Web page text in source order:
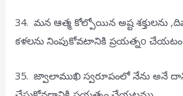
34. మన ఆత్మ కోల్పోయిన అష్ట శక్తులను
కళలను నింపుకోవటానికి ప్రయత్నo
35. జ్వాలాముఖి స్వరూపంలో నేను అనే